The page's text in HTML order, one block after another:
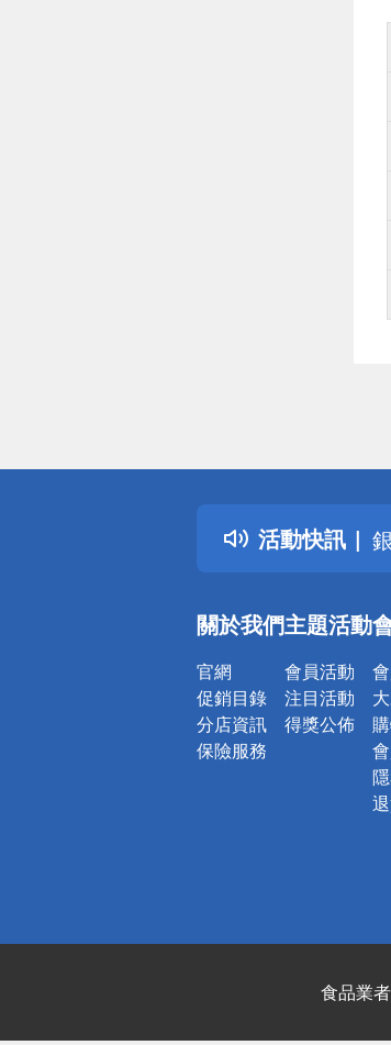
活動快訊
關於我們
官網
促銷目錄
分店資訊
保險服務
主題活動
會員活動
注目活動
得獎公佈
食品業